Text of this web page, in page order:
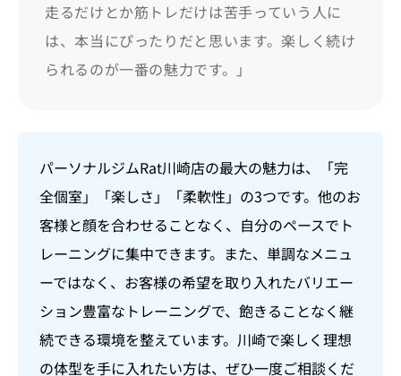
走るだけとか筋トレだけは苦手っていう人に
は、本当にぴったりだと思います。楽しく続け
られるのが一番の魅力です。」
パーソナルジムRat川崎店の最大の魅力は、「完
全個室」「楽しさ」「柔軟性」の3つです。他のお
客様と顔を合わせることなく、自分のペースでト
レーニングに集中できます。また、単調なメニュ
ーではなく、お客様の希望を取り入れたバリエー
ション豊富なトレーニングで、飽きることなく継
続できる環境を整えています。川崎で楽しく理想
の体型を手に入れたい方は、ぜひ一度ご相談くだ